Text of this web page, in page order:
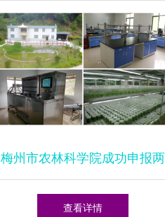
梅州市农林科学院成功申报两
个省级工程技术研究中心
查看详情